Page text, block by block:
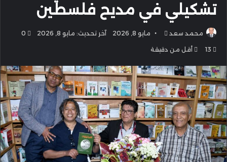
تشكيلي في مديح فلسطين
محمد سعد
أرسل مايو 8, 2026 آخر تحديث: مايو 8, 2026 0
13 أقل من دقيقة